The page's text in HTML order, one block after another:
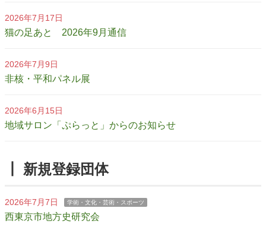
2026年7月17日
猫の足あと 2026年9月通信
2026年7月9日
非核・平和パネル展
2026年6月15日
地域サロン「ぷらっと」からのお知らせ
┃ 新規登録団体
2026年7月7日 学術・文化・芸術・スポーツ
西東京市地方史研究会